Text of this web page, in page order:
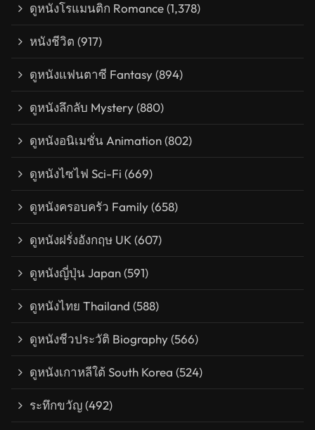
ดูหนังโรแมนติก Romance(1,378)
หนังชีวิต (917)
ดูหนังแฟนตาซี Fantasy(894)
ดูหนังลึกลับ Mystery(880)
ดูหนังอนิเมชั่น Animation(802)
ดูหนังไซไฟ Sci-Fi (669)
ดูหนังครอบครัว Family(658)
ดูหนังฝรั่งอังกฤษ UK(607)
ดูหนังญี่ปุ่น Japan(591)
ดูหนังไทย Thailand (588)
ดูหนังชีวประวัติ Biography(566)
ดูหนังเกาหลีใต้ South Korea (524)
ระทึกขวัญ(492)